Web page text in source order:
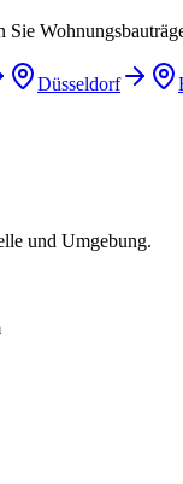
Düsseldorf
und Umgebung.